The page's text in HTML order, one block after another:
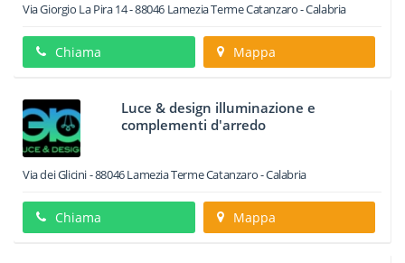
Via Giorgio La Pira 14-88046 Lamezia TermeCatanzaro -Calabria
Chiama Mappa
Luce & design illuminazione e
complementi d'arredo
Via dei Glicini-88046Lamezia TermeCatanzaro -Calabria
Chiama Mappa